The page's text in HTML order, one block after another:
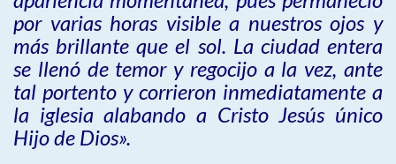
por varias horas visible a nuestros ojos y
más brillante que el sol. La ciudad entera
se llenó de temor y regocijo a la vez, ante
tal portento y corrieron inmediatamente a
la iglesia alabando a Cristo Jesús único
Hijo de Dios».